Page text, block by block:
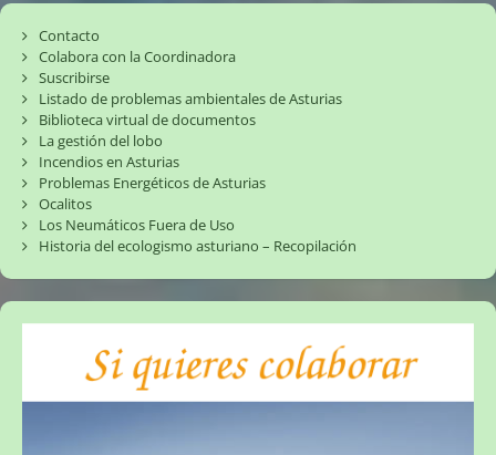
Contacto
Colabora con la Coordinadora
Suscribirse
Listado de problemas ambientales de Asturias
Biblioteca virtual de documentos
La gestión del lobo
Incendios en Asturias
Problemas Energéticos de Asturias
Ocalitos
Los Neumáticos Fuera de Uso
Historia del ecologismo asturiano – Recopilación